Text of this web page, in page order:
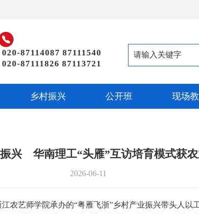
020-87114087 87111540
020-87111826 87113721
乡村振兴 公开班 现场
兴 华南理工“头雁”互访培育模式获
2026-06-11
农艺师学院承办的“粤雁飞浙”乡村产业振兴带头人以